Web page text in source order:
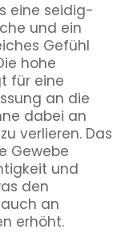
eine seidig-
und ein
Gefühl
hohe
für eine
an die
dabei an
verlieren. Das
Gewebe
und
den
an
erhöht.